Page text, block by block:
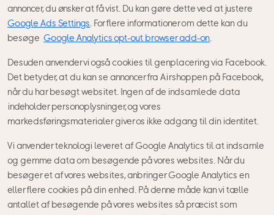
annoncer, du ønsker at få vist. Du kan gøre dette ved at justere
Google Ads Settings . For flere informationer om dette kan du
besøge Google Analytics opt-out browser add-on
Desuden anvender vi også cookies til genplacering via Facebook.
Det betyder, at du kan se annoncer fra Airshoppen på Facebook,
når du har besøgt websitet. Ingen af de indsamlede data
indeholder personoplysninger, og vores
markedsføringsmaterialer giver os ikke adgang til din identitet.
Vi anvender teknologi leveret af Google Analytics til at indsamle
og gemme data om besøgende på vores websites. Når du
besøger et af vores websites, anbringer Google Analytics en
eller flere cookies på din enhed. På denne måde kan vi tælle
antallet af besøgende på vores websites så præcist som